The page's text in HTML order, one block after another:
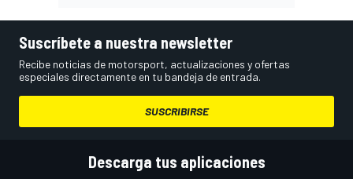
Suscríbete a nuestra newsletter
Recibe noticias de motorsport, actualizaciones y ofertas
especiales directamente en tu bandeja de entrada.
SUSCRIBIRSE
Descarga tus aplicaciones